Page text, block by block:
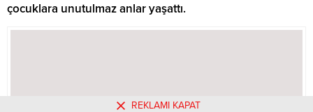
çocuklara unutulmaz anlar yaşattı.
REKLAMI KAPAT